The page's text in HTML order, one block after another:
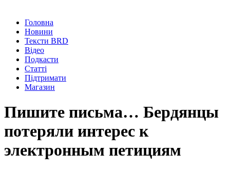
Головна
Новини
Тексти BRD
Відео
Подкасти
Статті
Підтримати
Магазин
Пишите письма… Бердянцы
потеряли интерес к
электронным петициям